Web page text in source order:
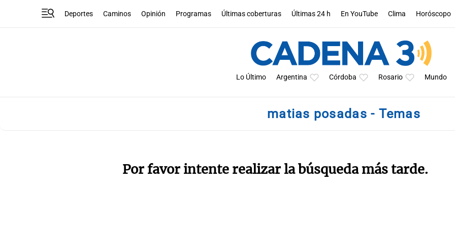
Deportes Caminos Opinión Programas Últimas coberturas Últimas 24 h En YouTube Clima Horóscopo
Lo Último Argentina Córdoba Rosario Mundo
matias posadas - Temas
Por favor intente realizar la búsqueda más tarde.